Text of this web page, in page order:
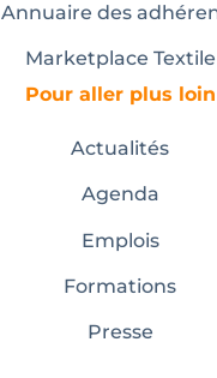
Annuaire des
Marketplace Textile
Pour aller plus loin
Actualités
Agenda
Emplois
Formations
Presse